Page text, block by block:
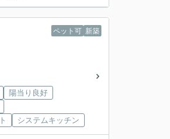
ペット可 新築
陽当り良好
システムキッチン